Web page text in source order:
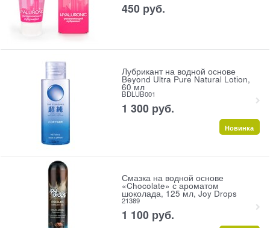
450 руб.
Лубрикант на водной основе
Beyond Ultra Pure Natural Lotion,
60 мл
BDLUB001
1 300 руб.
Новинка
Смазка на водной основе
«Chocolate» с ароматом
шоколада, 125 мл, Joy Drops
21389
1 100 руб.